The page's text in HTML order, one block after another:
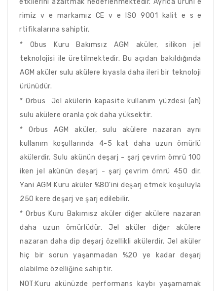
rimiz v e markamız CE v e ISO 9001 kalit e s e
rtifikalarına sahiptir.
* Obus Kuru Bakımsız AGM aküler, silikon jel
teknolojisi ile üretilmektedir. Bu açıdan bakıldığında
AGM aküler sulu akülere kıyasla daha ileri bir teknoloji
ürünüdür.
* Orbus Jel akülerin kapasite kullanım yüzdesi (ah)
sulu akülere oranla çok daha yüksektir.
* Orbus AGM aküler, sulu akülere nazaran aynı
kullanım koşullarında 4-5 kat daha uzun ömürlü
akülerdir. Sulu akünün deşarj - şarj çevrim ömrü 100
iken jel akünün deşarj - şarj çevrim ömrü 450 dir.
Yani AGM Kuru aküler %80'ini deşarj etmek koşuluyla
250 kere deşarj ve şarj edilebilir.
* Orbus Kuru Bakımısz aküler diğer akülere nazaran
daha uzun ömürlüdür. Jel aküler diğer akülere
nazaran daha dip deşarj özellikli akülerdir. Jel aküler
hiç bir sorun yaşanmadan %20 ye kadar deşarj
olabilme özelliğine sahiptir.
NOT:Kuru akünüzde performans kaybı yaşamamak